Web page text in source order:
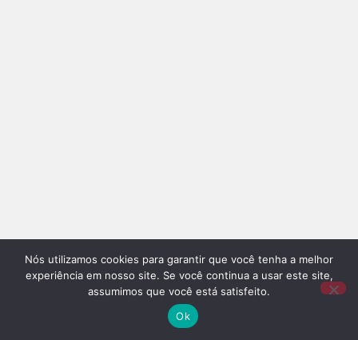
Nós utilizamos cookies para garantir que você tenha a melhor
experiência em nosso site. Se você continua a usar este site,
assumimos que você está satisfeito.
Ok